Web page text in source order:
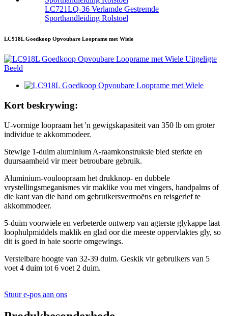
LC721LQ-36 Verlamde Gestremde
Sporthandleiding Rolstoel
LC918L Goedkoop Opvoubare Looprame met Wiele
Kort beskrywing:
U-vormige loopraam het 'n gewigskapasiteit van 350 lb om groter
individue te akkommodeer.
Stewige 1-duim aluminium A-raamkonstruksie bied sterkte en
duursaamheid vir meer betroubare gebruik.
Aluminium-vouloopraam het drukknop- en dubbele
vrystellingsmeganismes vir maklike vou met vingers, handpalms of
die kant van die hand om gebruikersvermoëns en reisgerief te
akkommodeer.
5-duim voorwiele en verbeterde ontwerp van agterste glykappe laat
loophulpmiddels maklik en glad oor die meeste oppervlaktes gly, so
dit is goed in baie soorte omgewings.
Verstelbare hoogte van 32-39 duim. Geskik vir gebruikers van 5
voet 4 duim tot 6 voet 2 duim.
Stuur e-pos aan ons